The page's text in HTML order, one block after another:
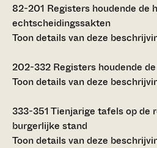
82-201 Registers houdende de
echtscheidingssakten
Toon details van deze
202-332 Registers houdende
Toon details van deze
333-351 Tienjarige tafels op de
burgerlijke stand
Toon details van deze